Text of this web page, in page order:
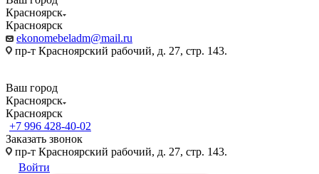
Красноярск
Красноярск
ekonomebeladm@mail.ru
пр-т Красноярский рабочий, д. 27, стр. 143.
Ваш город
Красноярск
Красноярск
+7 996 428-40-02
Заказать звонок
пр-т Красноярский рабочий, д. 27, стр. 143.
Войти